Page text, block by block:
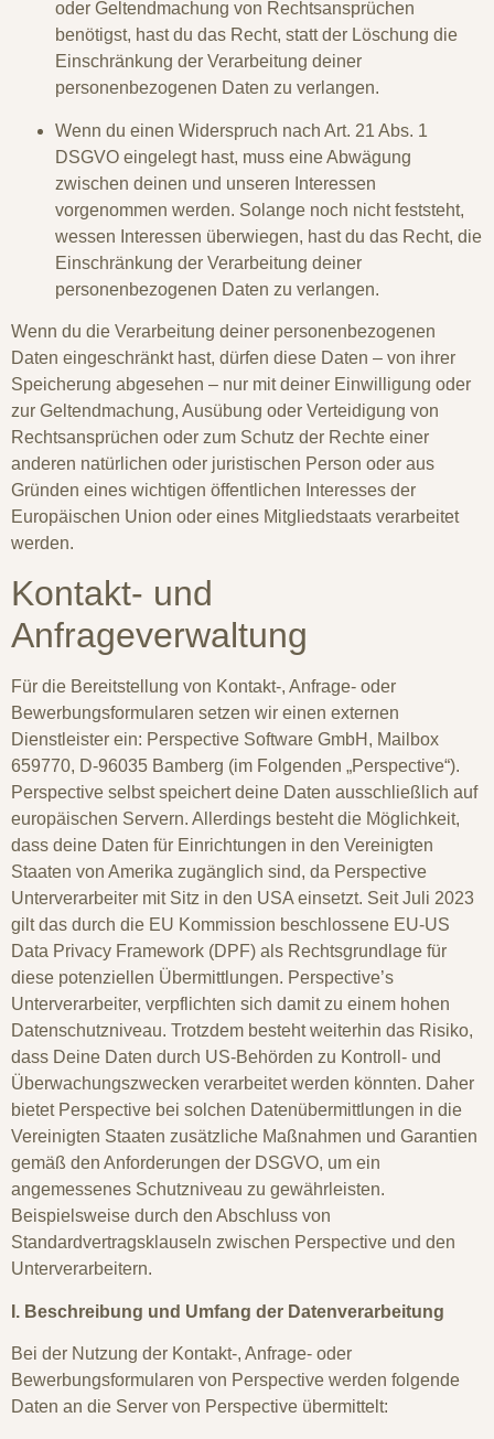
oder Geltendmachung von Rechtsansprüchen
benötigst, hast du das Recht, statt der Löschung die
Einschränkung der Verarbeitung deiner
personenbezogenen Daten zu verlangen.
Wenn du einen Widerspruch nach Art. 21 Abs. 1
DSGVO eingelegt hast, muss eine Abwägung
zwischen deinen und unseren Interessen
vorgenommen werden. Solange noch nicht feststeht,
wessen Interessen überwiegen, hast du das Recht, die
Einschränkung der Verarbeitung deiner
personenbezogenen Daten zu verlangen.
Wenn du die Verarbeitung deiner personenbezogenen
Daten eingeschränkt hast, dürfen diese Daten – von ihrer
Speicherung abgesehen – nur mit deiner Einwilligung oder
zur Geltendmachung, Ausübung oder Verteidigung von
Rechtsansprüchen oder zum Schutz der Rechte einer
anderen natürlichen oder juristischen Person oder aus
Gründen eines wichtigen öffentlichen Interesses der
Europäischen Union oder eines Mitgliedstaats verarbeitet
werden.
Kontakt- und
Anfrageverwaltung
Für die Bereitstellung von Kontakt-, Anfrage- oder
Bewerbungsformularen setzen wir einen externen
Dienstleister ein: Perspective Software GmbH, Mailbox
659770, D-96035 Bamberg (im Folgenden „Perspective“).
Perspective selbst speichert deine Daten ausschließlich auf
europäischen Servern. Allerdings besteht die Möglichkeit,
dass deine Daten für Einrichtungen in den Vereinigten
Staaten von Amerika zugänglich sind, da Perspective
Unterverarbeiter mit Sitz in den USA einsetzt. Seit Juli 2023
gilt das durch die EU Kommission beschlossene EU-US
Data Privacy Framework (DPF) als Rechtsgrundlage für
diese potenziellen Übermittlungen. Perspective’s
Unterverarbeiter, verpflichten sich damit zu einem hohen
Datenschutzniveau. Trotzdem besteht weiterhin das Risiko,
dass Deine Daten durch US-Behörden zu Kontroll- und
Überwachungszwecken verarbeitet werden könnten. Daher
bietet Perspective bei solchen Datenübermittlungen in die
Vereinigten Staaten zusätzliche Maßnahmen und Garantien
gemäß den Anforderungen der DSGVO, um ein
angemessenes Schutzniveau zu gewährleisten.
Beispielsweise durch den Abschluss von
Standardvertragsklauseln zwischen Perspective und den
Unterverarbeitern.
I. Beschreibung und Umfang der Datenverarbeitung
Bei der Nutzung der Kontakt-, Anfrage- oder
Bewerbungsformularen von Perspective werden folgende
Daten an die Server von Perspective übermittelt: